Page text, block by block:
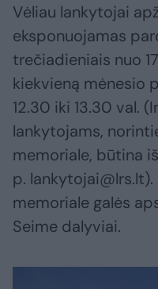
Vėliau lankytojai
eksponuojamas
trečiadieniais nuo
kiekvieną mėnesio
12.30 iki 13.30 val.
lankytojams,
memoriale, būtina
p.
memoriale galės
Seime dalyviai.